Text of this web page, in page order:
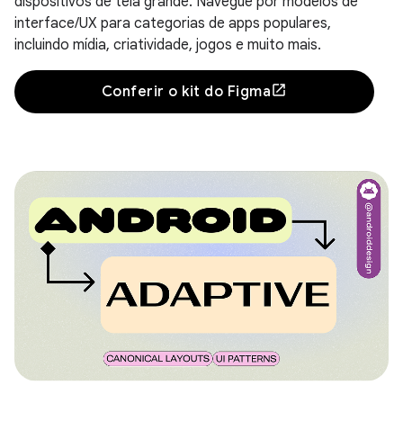
interface/UX para categorias de apps populares,
incluindo mídia, criatividade, jogos e muito mais.
Conferir o kit do Figma